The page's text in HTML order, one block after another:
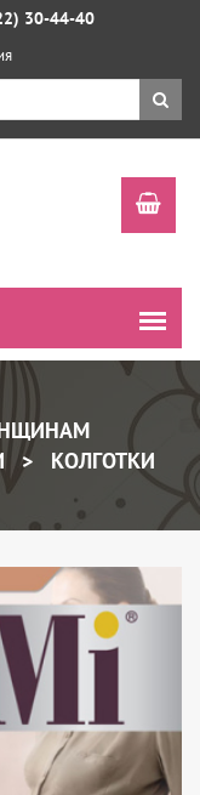
30-44-40
КОЛГОТКИ